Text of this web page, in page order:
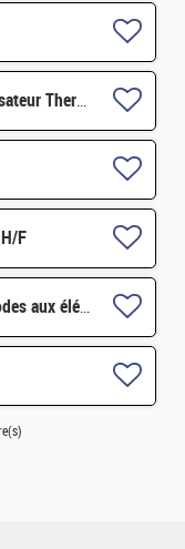
CDD 36 mois - Développeur et Modélisateur Thermomécanique H/F
F
STAGE - Investigation de différents codes aux éléments finis sur GPU pour la mécanique du solide et exte